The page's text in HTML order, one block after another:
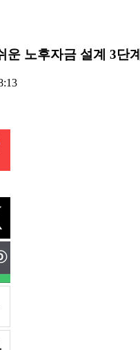
운 노후자금 설계 3단계